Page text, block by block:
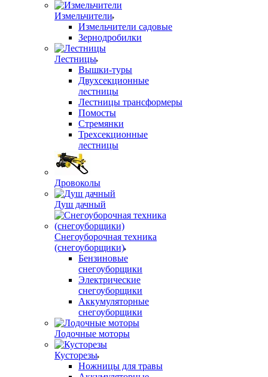
Измельчители
Измельчители садовые
Зернодробилки
Лестницы
Вышки-туры
Двухсекционные
лестницы
Лестницы трансформеры
Помосты
Стремянки
Трехсекционные
лестницы
Дровоколы
Душ дачный
Снегоуборочная техника
(снегоуборщики)
Бензиновые
снегоуборщики
Электрические
снегоуборщики
Аккумуляторные
снегоуборщики
Лодочные моторы
Кусторезы
Ножницы для травы